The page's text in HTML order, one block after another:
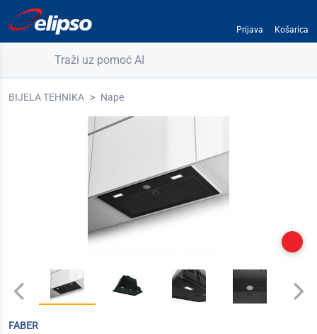
Prijava Košarica
Traži uz pomoć AI
BIJELA TEHNIKA Nape
FABER